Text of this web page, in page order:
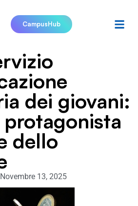
CampusHub
dei giovani:
protagonista
dello
Novembre 13, 2025